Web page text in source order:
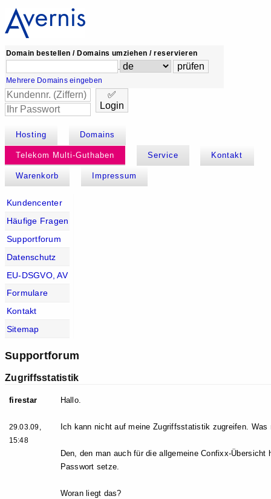
Domain bestellen / Domains umziehen / reservieren
.
Mehrere Domains eingeben
✅
Login
Hosting Domains
Telekom Multi-Guthaben Service Kontakt
Warenkorb Impressum
Kundencenter
Häufige Fragen
Supportforum
Datenschutz
EU-DSGVO, AV
Formulare
Kontakt
Sitemap
Supportforum
Zugriffsstatistik
firestar
29.03.09,
15:48
Hallo.
Ich kann nicht auf meine Zugriffsstatistik zugreifen.
Den, den man auch für die allgemeine Confixx-
Passwort setze.
Woran liegt das?